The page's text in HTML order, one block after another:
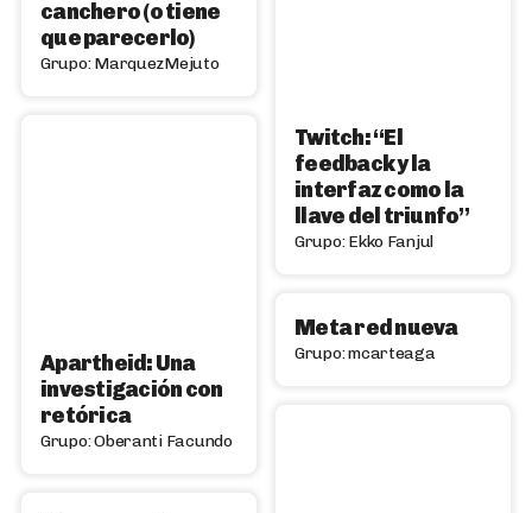
Twitch: “El
feedback y la
interfaz como la
llave del triunfo”
Grupo: Ekko Fanjul
canchero (o tiene
que parecerlo)
Grupo: MarquezMejuto
Apartheid: Una
investigación con
retórica
Grupo: Oberanti Facundo
Meta red nueva
Grupo: mcarteaga